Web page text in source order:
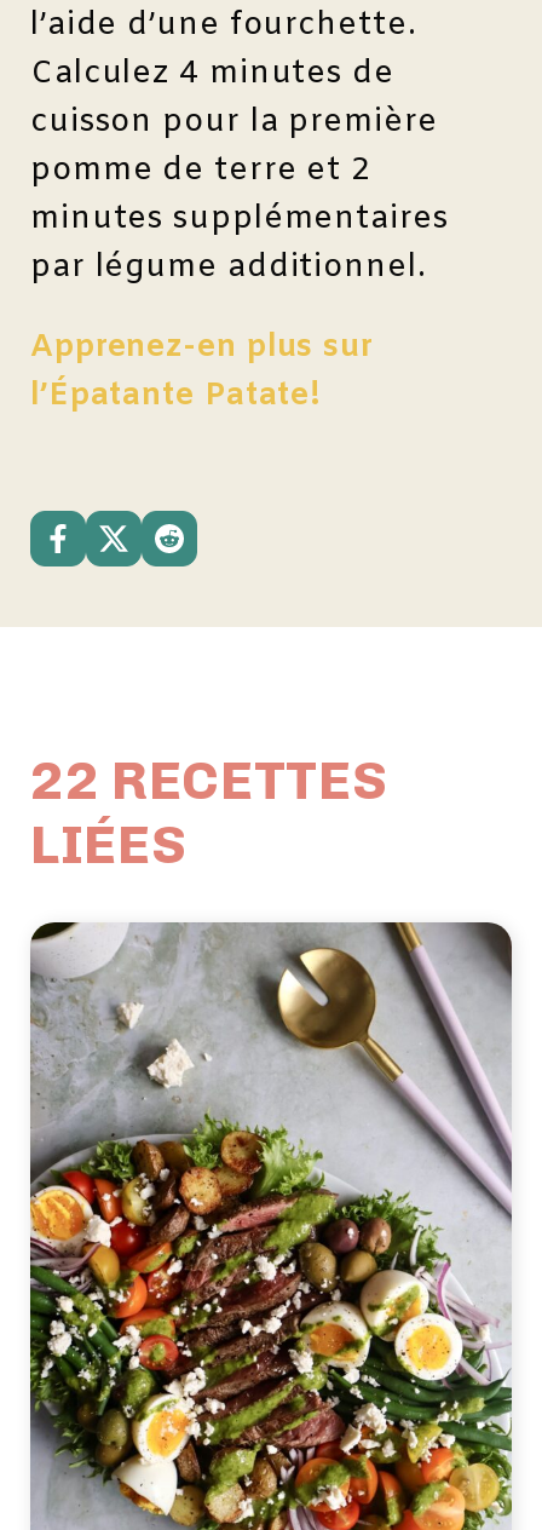
l’aide d’une fourchette.
Calculez 4 minutes de
cuisson pour la première
pomme de terre et 2
minutes supplémentaires
par légume additionnel.
Apprenez-en plus sur
l’Épatante Patate!
22 RECETTES
LIÉES